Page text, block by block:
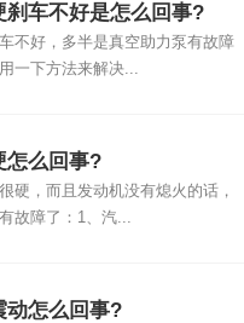
刹车不好是怎么回事?
不好，多半是真空助力泵有故障
一下方法来解决...
怎么回事?
硬，而且发动机没有熄火的话，
故障了：1、汽...
动怎么回事?